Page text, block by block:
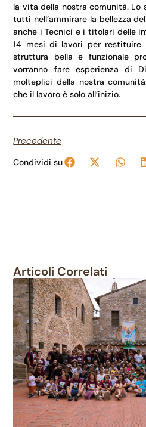
la vita della nostra comunità.
tutti nell’ammirare la bellezza
anche i Tecnici e i titolari delle
14 mesi di lavori per restituire
struttura bella e funzionale
vorranno fare esperienza di
molteplici della nostra
che il lavoro è solo all’inizio.
Precedente
Condividi su
Articoli Correlati